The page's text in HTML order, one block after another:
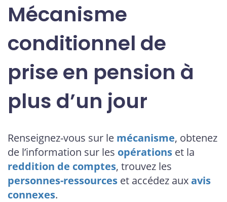
Mécanisme
conditionnel de
prise en pension à
plus d’un jour
Renseignez-vous sur le mécanisme, obtenez
de l’information sur les opérations et la
reddition de comptes, trouvez les
personnes-ressources et accédez auxavis
connexes.